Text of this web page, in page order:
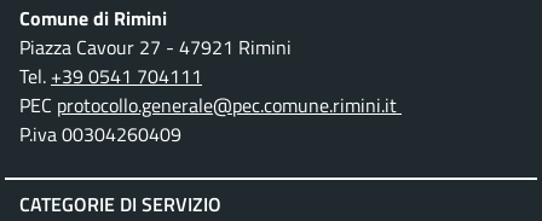
Comune di Rimini
Piazza Cavour 27 - 47921 Rimini
Tel. +39 0541 704111
PEC protocollo.generale@pec.comune.rimini.it
P.iva 00304260409
CATEGORIE DI SERVIZIO